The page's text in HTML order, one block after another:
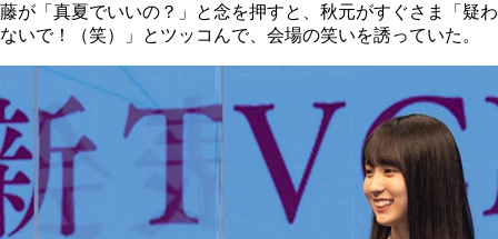
藤が「真夏でいいの？」と念を押すと、秋元がすぐさま「疑わ
ないで！（笑）」とツッコんで、会場の笑いを誘っていた。